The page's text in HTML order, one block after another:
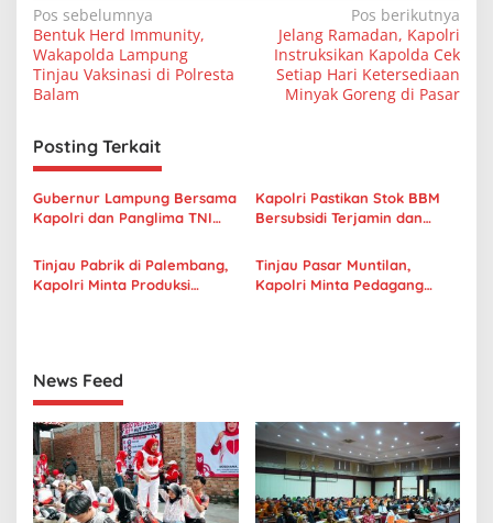
N
a
v
i
g
a
s
i
p
o
Pos sebelumnya
Bentuk Herd Immunity,
Wakapolda Lampung
Tinjau Vaksinasi di Polresta
Balam
Pos berikutnya
Jelang Ramadan, Kapolri
Instruksikan Kapolda Cek
Setiap Hari Ketersediaan
Minyak Goreng di Pasar
Posting Terkait
Gubernur Lampung Bersama
Kapolri dan Panglima TNI
Penuh Makna
Kapolri Pastikan Stok BBM
Bersubsidi Terjamin dan
Tinjau Pabrik di Palembang,
Kapolri Minta Produksi
Tinjau Pasar Muntilan,
Kapolri Minta Pedagang
News Feed